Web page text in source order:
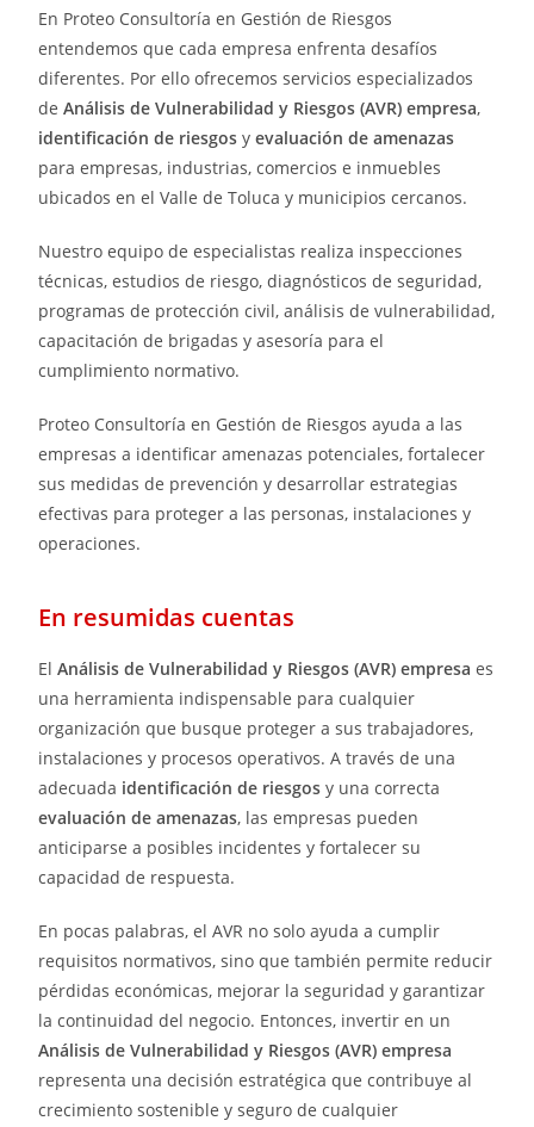
En Proteo Consultoría en Gestión de Riesgos
entendemos que cada empresa enfrenta desafíos
diferentes. Por ello ofrecemos servicios especializados
deAnálisis de Vulnerabilidad y Riesgos (AVR) empresa,
identificación de riesgos yevaluación de amenazas
para empresas, industrias, comercios e inmuebles
ubicados en el Valle de Toluca y municipios cercanos.
Nuestro equipo de especialistas realiza inspecciones
técnicas, estudios de riesgo, diagnósticos de seguridad,
programas de protección civil, análisis de vulnerabilidad,
capacitación de brigadas y asesoría para el
cumplimiento normativo.
Proteo Consultoría en Gestión de Riesgos ayuda a las
empresas a identificar amenazas potenciales, fortalecer
sus medidas de prevención y desarrollar estrategias
efectivas para proteger a las personas, instalaciones y
operaciones.
En resumidas cuentas
ElAnálisis de Vulnerabilidad y Riesgos (AVR) empresa es
una herramienta indispensable para cualquier
organización que busque proteger a sus trabajadores,
instalaciones y procesos operativos. A través de una
adecuada identificación de riesgos y una correcta
evaluación de amenazas, las empresas pueden
anticiparse a posibles incidentes y fortalecer su
capacidad de respuesta.
En pocas palabras, el AVR no solo ayuda a cumplir
requisitos normativos, sino que también permite reducir
pérdidas económicas, mejorar la seguridad y garantizar
la continuidad del negocio. Entonces, invertir en un
Análisis de Vulnerabilidad y Riesgos (AVR) empresa
representa una decisión estratégica que contribuye al
crecimiento sostenible y seguro de cualquier